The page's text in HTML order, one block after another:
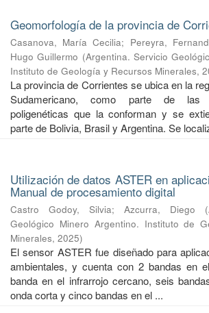
Geomorfología de la provincia de
Casanova, María Cecilia; Pereyra,
Hugo Guillermo (Argentina. Servicio
Instituto de Geología y Recursos Minerales,
La provincia de Corrientes se ubica en la
Sudamericano, como parte de las
poligenéticas que la conforman y se
parte de Bolivia, Brasil y Argentina. Se
Utilización de datos ASTER en
Manual de procesamiento digital
Castro Godoy, Silvia; Azcurra, Diego (
Geológico Minero Argentino. Instituto de
Minerales, 2025)
El sensor ASTER fue diseñado para
ambientales, y cuenta con 2 bandas en
banda en el infrarrojo cercano, seis
onda corta y cinco bandas en el ...